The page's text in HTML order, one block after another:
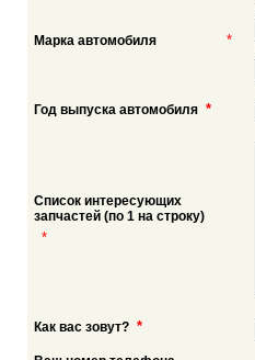
Марка автомобиля *
Год выпуска автомобиля *
Список интересующих
запчастей (по 1 на строку)
*
Как вас зовут? *